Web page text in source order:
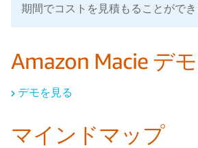
期間でコストを見積もることができ
Amazon Macie デモ
デモを見る
マインドマップ